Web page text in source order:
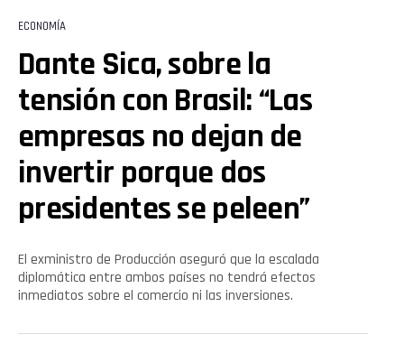
ECONOMÍA
Dante Sica, sobre la
tensión con Brasil: “Las
empresas no dejan de
invertir porque dos
presidentes se peleen”
El exministro de Producción aseguró que la escalada
diplomática entre ambos países no tendrá efectos
inmediatos sobre el comercio ni las inversiones.